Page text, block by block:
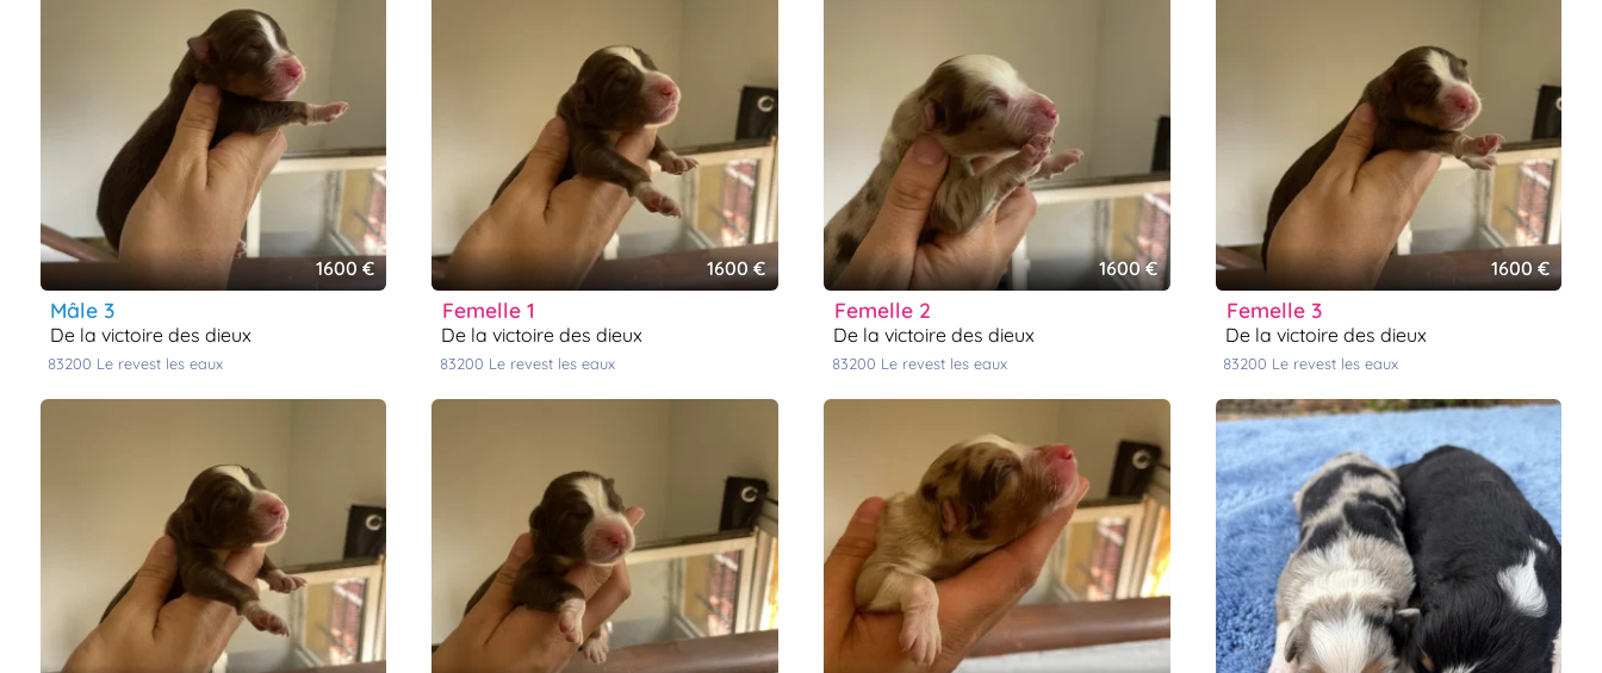
1600 €
mâle 3
de la victoire des dieux
83200 le revest les eaux
1600 €
femelle 1
de la victoire des dieux
83200 le revest les eaux
1600 €
femelle 2
de la victoire des dieux
83200 le revest les eaux
1600 €
femelle 3
de la victoire des dieux
83200 le revest les eaux